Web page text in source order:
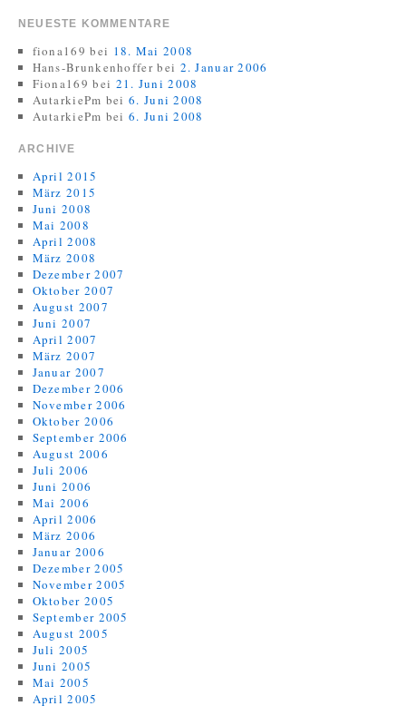
NEUESTE KOMMENTARE
fiona169 bei 18. Mai 2008
Hans-Brunkenhoffer bei 2. Januar 2006
Fiona169 bei 21. Juni 2008
AutarkiePm bei6. Juni 2008
AutarkiePm bei6. Juni 2008
ARCHIVE
April 2015
März 2015
Juni 2008
Mai 2008
April 2008
März 2008
Dezember 2007
Oktober 2007
August 2007
Juni 2007
April 2007
März 2007
Januar 2007
Dezember 2006
November 2006
Oktober 2006
September 2006
August 2006
Juli 2006
Juni 2006
Mai 2006
April 2006
März 2006
Januar 2006
Dezember 2005
November 2005
Oktober 2005
September 2005
August 2005
Juli 2005
Juni 2005
Mai 2005
April 2005